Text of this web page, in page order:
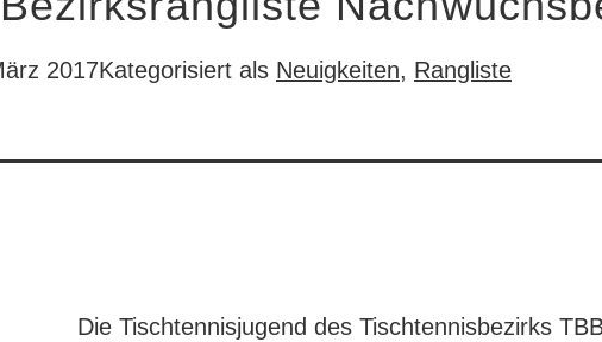
2017Kategorisiert als Neuigkeiten, Rangliste
Die Tischtennisjugend des Tischtennisbezirks